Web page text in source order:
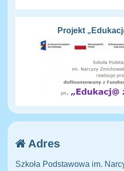
Projekt
Adres
Szkoła Podstawowa im.